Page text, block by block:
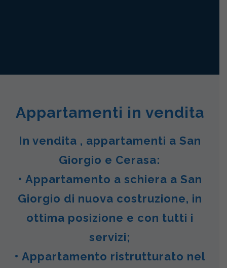
Appartamenti in vendita
In vendita , appartamenti a San
Giorgio e Cerasa:
• Appartamento a schiera a San
Giorgio di nuova costruzione, in
ottima posizione e con tutti i
servizi;
• Appartamento ristrutturato nel